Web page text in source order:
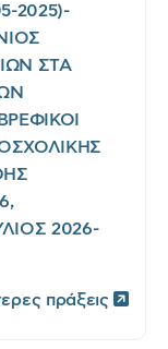
2025)-
ΣΤΑ
2026-
πράξεις